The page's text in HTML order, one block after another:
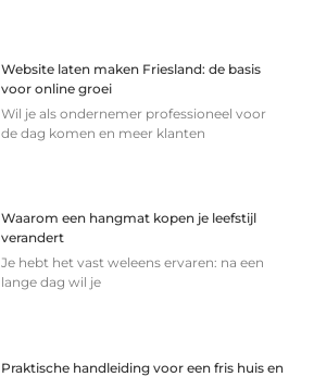
Website laten maken Friesland: de basis
voor online groei
Wil je als ondernemer professioneel voor
de dag komen en meer klanten
Waarom een hangmat kopen je leefstijl
verandert
Je hebt het vast weleens ervaren: na een
lange dag wil je
Praktische handleiding voor een fris huis en